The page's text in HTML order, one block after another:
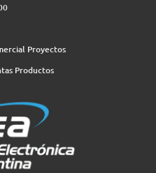
Proyectos
Productos